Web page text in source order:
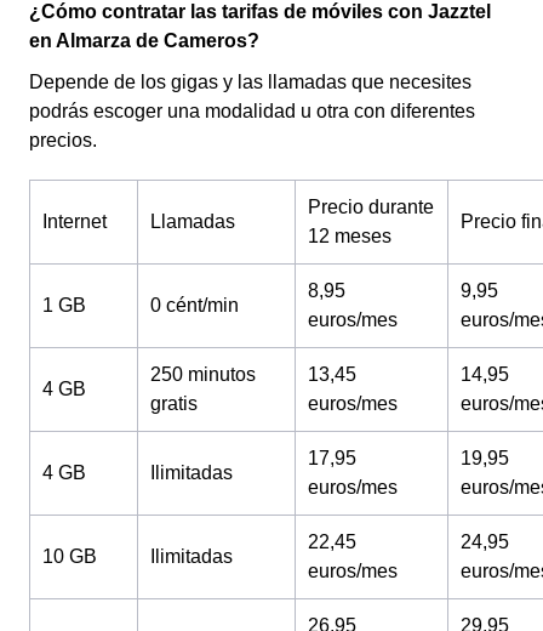
¿Cómo contratar las tarifas de móviles con Jazztel
en Almarza de Cameros?
Depende de los gigas y las llamadas que necesites
podrás escoger una modalidad u otra con diferentes
precios.
Internet Llamadas
Precio durante
12 meses
Precio
1 GB 0 cént/min
8,95
euros/mes
9,95
euros/
4 GB
250 minutos
gratis
13,45
euros/mes
14,95
euros/
4 GB Ilimitadas
17,95
euros/mes
19,95
euros/
10 GB Ilimitadas
22,45
euros/mes
24,95
euros/
26,95 29,95